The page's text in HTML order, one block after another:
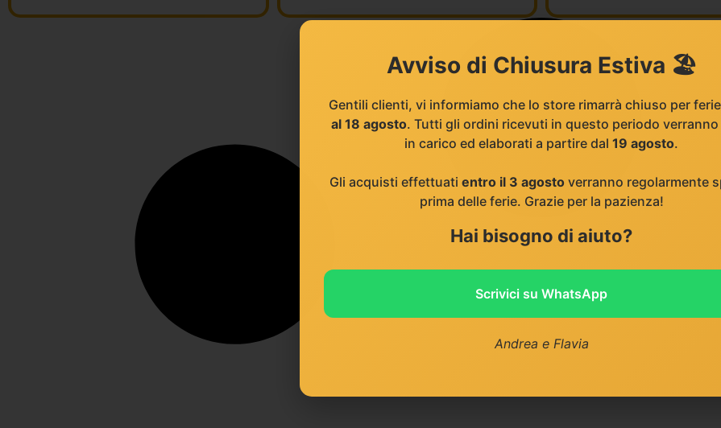
Avviso di Chiusura Estiva 🏖️
Gentili clienti, vi informiamo che lo store rimarrà chiuso per ferie
al 18 agosto. Tutti gli ordini ricevuti in questo periodo verranno
in carico ed elaborati a partire dal 19 agosto.
Gli acquisti effettuati entro il 3 agostoverranno regolarmente
prima delle ferie. Grazie per la pazienza!
Hai bisogno di aiuto?
Scrivici su WhatsApp
Andrea e Flavia